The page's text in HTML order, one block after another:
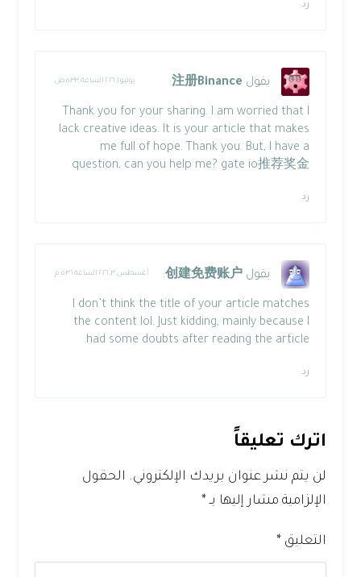
رد
يقول 注册Binance
: يوليو ١, ٢٠٢٦ الساعة ٥:٣٣ ص
Thank you for your sharing. I am worried that I
lack creative ideas. It is your article that makes
me full of hope. Thank you. But, I have a
question, can you help me? gate io推荐奖金
رد
يقول 创建免费账户
: أغسطس ٣, ٢٠٢٦ الساعة ٥:٣٦ م
I don’t think the title of your article matches
the content lol. Just kidding, mainly because I
had some doubts after reading the article.
رد
اترك تعليقاً
لن يتم نشر عنوان بريدك الإلكتروني. الحقول
الإلزامية مشار إليها بـ *
التعليق *